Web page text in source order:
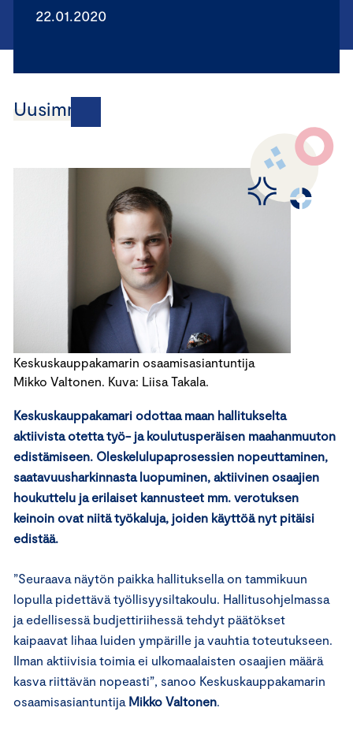
22.01.2020
Uusimmat
Keskuskauppakamarin osaamisasiantuntija
Mikko Valtonen. Kuva: Liisa Takala.
Keskuskauppakamari odottaa maan hallitukselta
aktiivista otetta työ- ja koulutusperäisen maahanmuuton
edistämiseen. Oleskelulupaprosessien nopeuttaminen,
saatavuusharkinnasta luopuminen, aktiivinen osaajien
houkuttelu ja erilaiset kannusteet mm. verotuksen
keinoin ovat niitä työkaluja, joiden käyttöä nyt pitäisi
edistää.
”Seuraava näytön paikka hallituksella on tammikuun
lopulla pidettävä työllisyysiltakoulu. Hallitusohjelmassa
ja edellisessä budjettiriihessä tehdyt päätökset
kaipaavat lihaa luiden ympärille ja vauhtia toteutukseen.
Ilman aktiivisia toimia ei ulkomaalaisten osaajien määrä
kasva riittävän nopeasti”, sanoo Keskuskauppakamarin
osaamisasiantuntija Mikko Valtonen.